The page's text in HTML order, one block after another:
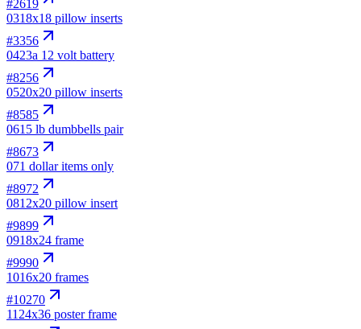
#2619
0318x18 pillow inserts
#3356
0423a 12 volt battery
#8256
0520x20 pillow inserts
#8585
0615 lb dumbbells pair
#8673
071 dollar items only
#8972
0812x20 pillow insert
#9899
0918x24 frame
#9990
1016x20 frames
#10270
1124x36 poster frame